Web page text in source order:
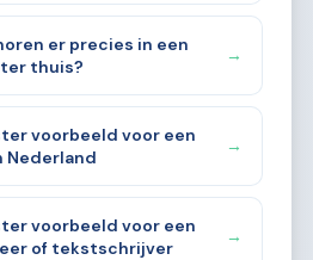
er precies in een
thuis?
→
voorbeeld voor een
Nederland
→
voorbeeld voor een
of tekstschrijver
→